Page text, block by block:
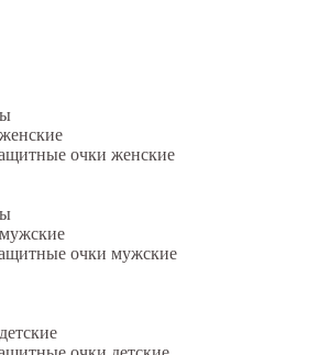
очки женские
очки мужские